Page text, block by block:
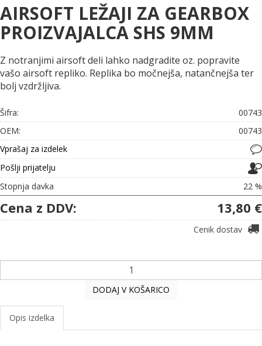
AIRSOFT LEŽAJI ZA GEARBOX
PROIZVAJALCA SHS 9MM
Z notranjimi airsoft deli lahko nadgradite oz. popravite
vašo airsoft repliko. Replika bo močnejša, natančnejša ter
bolj vzdržljiva.
Šifra:
00743
OEM:
00743
Vprašaj za izdelek
Pošlji prijatelju
Stopnja davka
22 %
Cena z DDV: 13,80 €
Cenik dostav
DODAJ V KOŠARICO
Opis izdelka